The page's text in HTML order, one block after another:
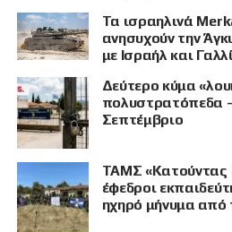
Τα ισραηλινά
ανησυχούν την
με Ισραήλ και
Δεύτερο κύμα
πολυστρατόπεδα
Σεπτέμβριο
ΤΑΜΣ «Κατούντας
έφεδροι
ηχηρό μήνυμα από